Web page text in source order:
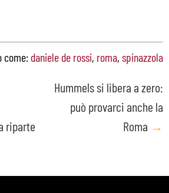
come: daniele de rossi, roma, spinazzola
riparte
Hummels si libera a zero:
può provarci anche la
Roma →